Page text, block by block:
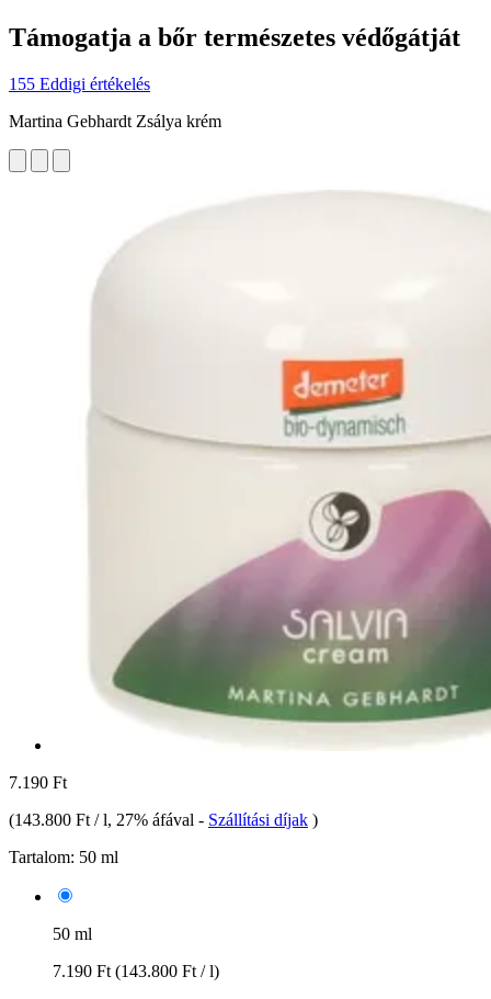
Támogatja a bőr természetes védőgátját
155 Eddigi értékelés
Martina Gebhardt Zsálya krém
7.190 Ft
(143.800 Ft / l, 27% áfával - Szállítási díjak )
Tartalom: 50 ml
50 ml
7.190 Ft (143.800 Ft / l)